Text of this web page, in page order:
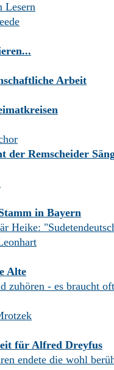
Lesern
Arbeit
der Remscheider
in Bayern
Heike:
Alte
zuhören - es braucht
für Alfred Dreyfus
endete die wohl